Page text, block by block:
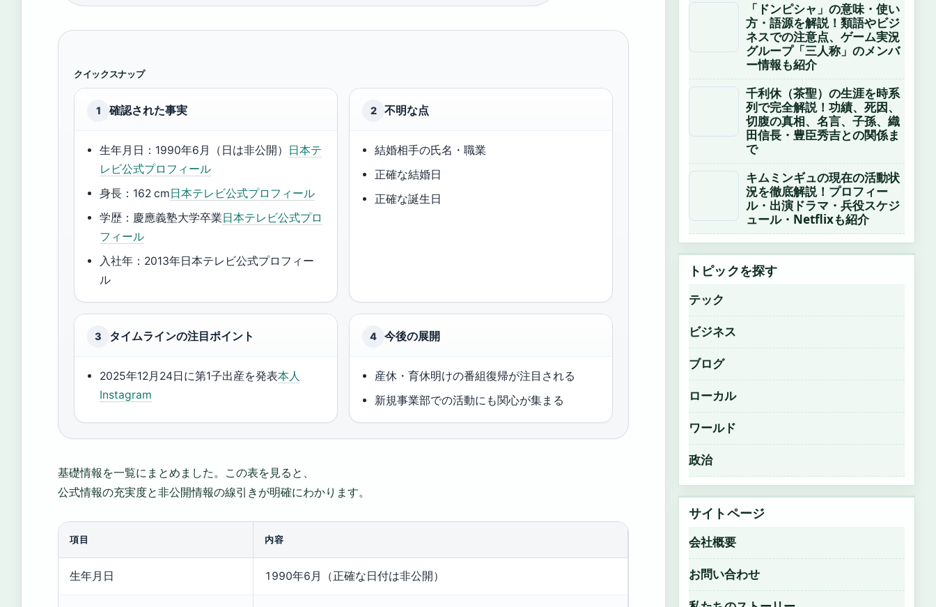
クイックスナップ
1 確認された事実
生年月日：1990年6月（日は非公開） 日本テ
レビ公式プロフィール
身長：162 cm日本テレビ公式プロフィール
学歴：慶應義塾大学卒業日本テレビ公式プロ
フィール
入社年：2013年日本テレビ公式プロフィー
ル
2 不明な点
結婚相手の氏名・職業
正確な結婚日
正確な誕生日
3 タイムラインの注目ポイント
2025年12月24日に第1子出産を発表本人
Instagram
4 今後の展開
産休・育休明けの番組復帰が注目される
新規事業部での活動にも関心が集まる
基礎情報を一覧にまとめました。この表を見ると、
公式情報の充実度と非公開情報の線引きが明確にわかります。
項目 内容
生年月日 1990年6月（正確な日付は非公開）
「ドンピシャ」の意味・使い
方・語源を解説！類語やビジ
ネスでの注意点、ゲーム実況
グループ「三人称」のメンバ
ー情報も紹介
千利休（茶聖）の生涯を時系
列で完全解説！功績、死因、
切腹の真相、名言、子孫、織
田信長・豊臣秀吉との関係ま
で
キムミンギュの現在の活動状
況を徹底解説！プロフィー
ル・出演ドラマ・兵役スケジ
ュール・Netflixも紹介
トピックを探す
テック
ビジネス
ブログ
ローカル
ワールド
政治
サイトページ
会社概要
お問い合わせ